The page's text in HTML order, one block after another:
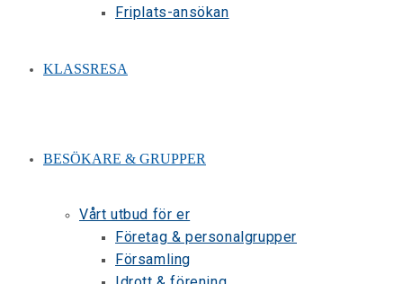
Friplats-ansökan
KLASSRESA
BESÖKARE & GRUPPER
Vårt utbud för er
Företag & personalgrupper
Församling